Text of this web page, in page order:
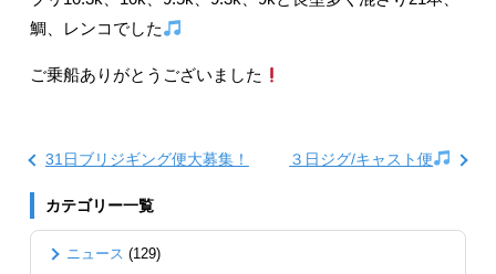
鯛、レンコでした
ご乗船ありがとうございました
31日ブリジギング便大募集！ ３日ジグ/キャスト便
カテゴリー一覧
ニュース (129)